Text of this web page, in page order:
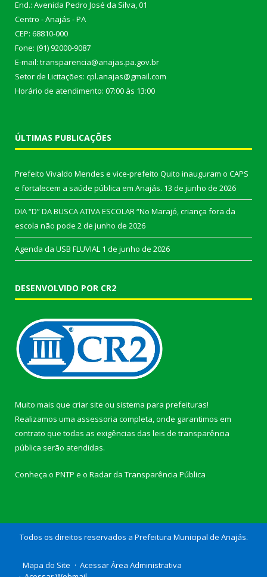
End.: Avenida Pedro José da Silva, 01
Centro - Anajás - PA
CEP: 68810-000
Fone: (91) 92000-9087
E-mail: transparencia@anajas.pa.gov.br
Setor de Licitações: cpl.anajas@gmail.com
Horário de atendimento: 07:00 às 13:00
ÚLTIMAS PUBLICAÇÕES
Prefeito Vivaldo Mendes e vice-prefeito Quito inauguram o CAPS
e fortalecem a saúde pública em Anajás. 13 de junho de 2026
DIA “D” DA BUSCA ATIVA ESCOLAR “No Marajó, criança fora da
escola não pode 2 de junho de 2026
Agenda da USB FLUVIAL 1 de junho de 2026
DESENVOLVIDO POR CR2
Muito mais que criar site ou sistema para prefeituras!
Realizamos uma assessoria completa, onde garantimos em
contrato que todas as exigências das leis de transparência
pública serão atendidas.
Conheça o PNTP e o Radar da Transparência Pública
Todos os direitos reservados a Prefeitura Municipal de Anajás.
Mapa do Site
Acessar Área Administrativa